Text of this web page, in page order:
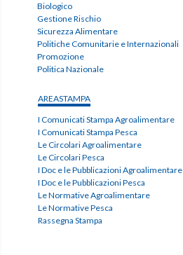
Biologico
Gestione Rischio
Sicurezza Alimentare
Politiche Comunitarie e Internazionali
Promozione
Politica Nazionale
AREASTAMPA
I Comunicati Stampa Agroalimentare
I Comunicati Stampa Pesca
Le Circolari Agroalimentare
Le Circolari Pesca
I Doc e le Pubblicazioni Agroalimentare
I Doc e le Pubblicazioni Pesca
Le Normative Agroalimentare
Le Normative Pesca
Rassegna Stampa